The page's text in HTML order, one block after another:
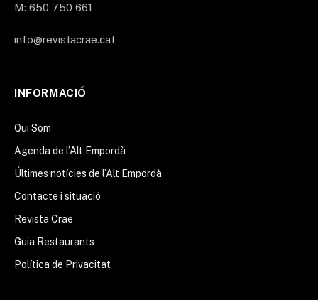
M: 650 750 661
info@revistacrae.cat
INFORMACIÓ
Qui Som
Agenda de l’Alt Empordà
Últimes notícies de l’Alt Empordà
Contacte i situació
Revista Crae
Guia Restaurants
Política de Privacitat